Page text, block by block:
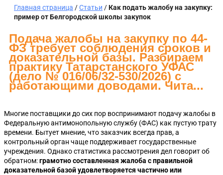
Главная страница /Статьи /Как подать жалобу на закупку:
пример от Белгородской школы закупок
Подача жалобы на закупку по 44-
ФЗ требует соблюдения сроков и
доказательной базы. Разбираем
практику Татарстанского УФАС
(дело № 016/06/32-530/2026) с
работающими доводами. Чита...
Многие поставщики до сих пор воспринимают подачу жалобы в
Федеральную антимонопольную службу (ФАС) как пустую трату
времени. Бытует мнение, что заказчик всегда прав, а
контрольный орган чаще поддерживает государственные
учреждения. Однако статистика рассмотрения дел говорит об
обратном:грамотно составленная жалоба с правильной
доказательной базой удовлетворяется частично или